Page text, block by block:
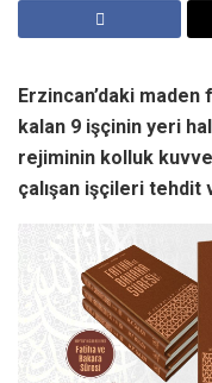
Erzincan’daki
kalan 9 işçinin yeri
rejiminin kolluk
çalışan işçileri tehdit